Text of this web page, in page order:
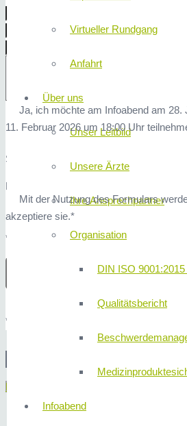
Virtueller Rundgang
Anfahrt
Über uns
Unser Leitbild
Unsere Ärzte
Ihre Ansprechpartner
Organisation
DIN ISO
Qualitätsbericht
Infoabend
Ja, ich möchte am Infoabend am
11. Februar 2026 um 18:00 Uhr
Sicherheitsfrage: 1x1 ist?
Hier finden Sie unsere
Mit der Nutzung des Formulars
akzeptiere sie.*
* Erforderliche Angaben
* Pflichtfeld
Menü